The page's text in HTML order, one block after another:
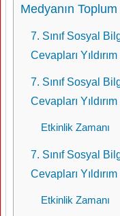
Medyanın
7. Sınıf Sosyal
Cevapları Yıldırım
7. Sınıf Sosyal
Cevapları Yıldırım
Etkinlik Zamanı
7. Sınıf Sosyal
Cevapları Yıldırım
Etkinlik Zamanı